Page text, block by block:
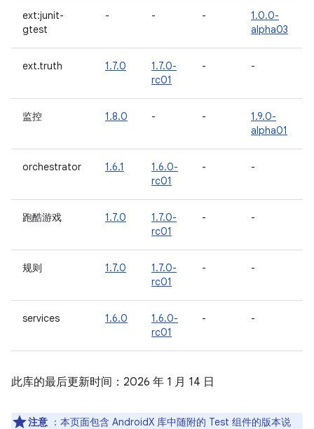
ext:junit-
gtest
- - -
1.0.0-
alpha03
ext.truth 1.7.0
1.7.0-
rc01
- -
监控 1.8.0 - -
1.9.0-
alpha01
orchestrator 1.6.1
1.6.0-
rc01
- -
跑酷游戏 1.7.0
1.7.0-
rc01
- -
规则 1.7.0
1.7.0-
rc01
- -
services 1.6.0
1.6.0-
rc01
- -
此库的最后更新时间：2026 年 1 月 14 日
注意 ：本页面包含 AndroidX 库中随附的 Test 组件的版本说